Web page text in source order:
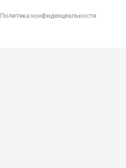
Политика конфиденциальности